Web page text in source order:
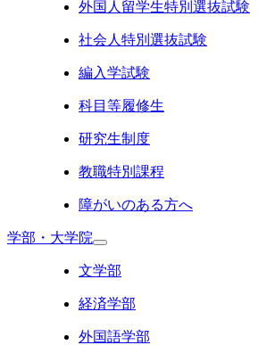
外国人留学生特別選抜試験
社会人特別選抜試験
編入学試験
科目等履修生
研究生制度
教職特別課程
障がいのある方へ
学部・大学院
文学部
経済学部
外国語学部